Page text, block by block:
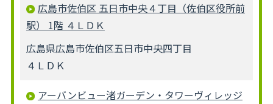
広島市佐伯区 五日市中央４丁目（佐伯区役所前
駅） 1階 ４ＬＤＫ
広島県広島市佐伯区五日市中央四丁目
４ＬＤＫ
アーバンビュー渚ガーデン・タワーヴィレッジ